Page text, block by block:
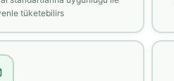
tüketebilirs